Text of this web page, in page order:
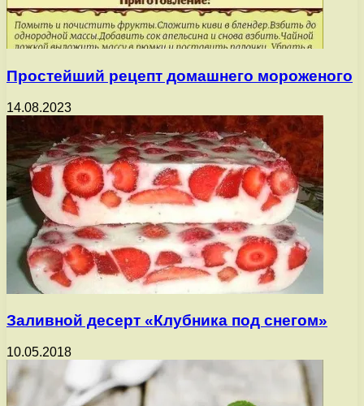
Простейший рецепт домашнего мороженого
14.08.2023
Заливной десерт «Клубника под снегом»
10.05.2018